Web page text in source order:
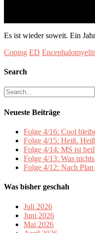
Es ist wieder soweit. Ein
Coping ED
Search
Search
for:
Neueste Beiträge
Folge 4/16: Cool
Folge 4/15: Heiß.
Folge 4/14: MS ist
Folge 4/13: Was
Folge 4/12: Nach
Was bisher geschah
Juli 2026
Juni 2026
Mai 2026